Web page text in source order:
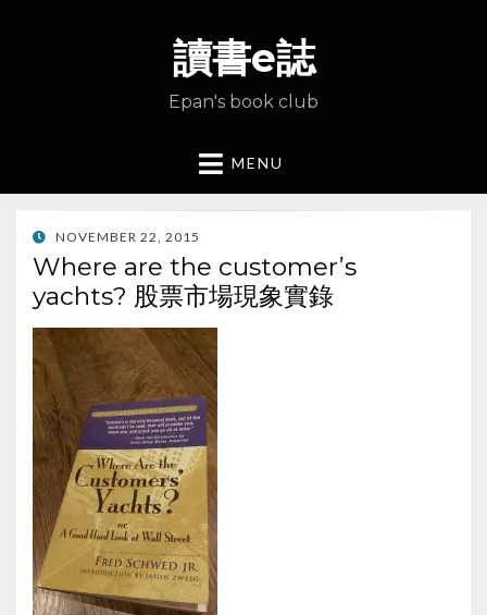
讀書e誌
Epan's book club
MENU
POSTED
ON
NOVEMBER 22, 2015
Where are the customer’s
yachts? 股票市場現象實錄